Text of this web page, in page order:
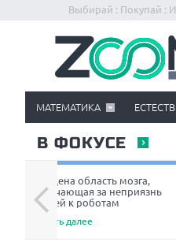
Выбирай : Покупай :
МАТЕМАТИКА
В ФОКУСЕ
Найдена область мозга,
отвечающая за неприязнь
людей к роботам
Читать далее